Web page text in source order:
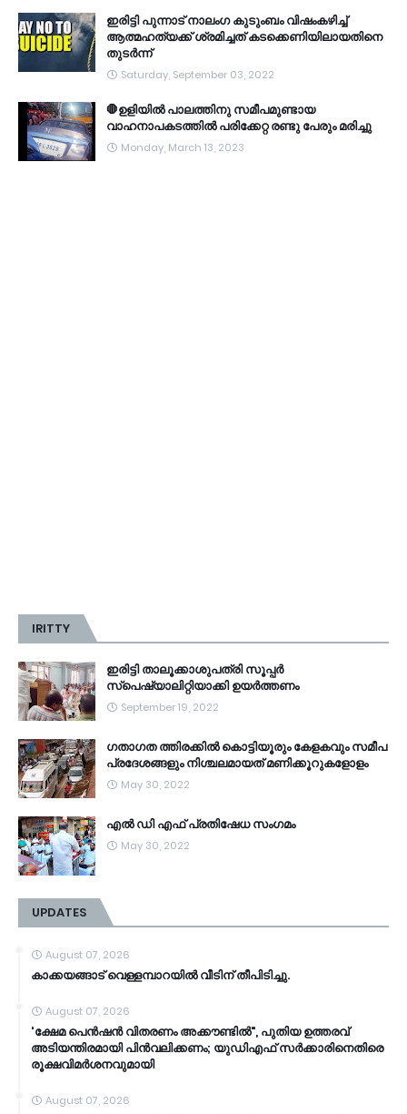
ഇരിട്ടി പുന്നാട് നാലംഗ കുടുംബം വിഷംകഴിച്ച്‌
ആത്മഹത്യക്ക് ശ്രമിച്ചത് കടക്കെണിയിലായതിനെ
തുടർന്ന്
Saturday, September 03, 2022
🛑ഉളിയിൽ പാലത്തിനു സമീപമുണ്ടായ
വാഹനാപകടത്തിൽ പരിക്കേറ്റ രണ്ടു പേരും മരിച്ചു
Monday, March 13, 2023
IRITTY
ഇരിട്ടി താലൂക്കാശുപത്രി സൂപ്പർ
സ്‌പെഷ്യാലിറ്റിയാക്കി ഉയർത്തണം
September 19, 2022
ഗതാഗത ത്തിരക്കിൽ കൊട്ടിയൂരും കേളകവും സമീപ
പ്രദേശങ്ങളും നിശ്ചലമായത് മണിക്കൂറുകളോളം
May 30, 2022
എൽ ഡി എഫ് പ്രതിഷേധ സംഗമം
May 30, 2022
UPDATES
August 07, 2026
കാക്കയങ്ങാട് വെള്ളമ്പാറയിൽ വീടിന് തീപിടിച്ചു.
August 07, 2026
'ക്ഷേമ പെൻഷൻ വിതരണം അക്കൗണ്ടിൽ", പുതിയ ഉത്തരവ്
അടിയന്തിരമായി പിൻവലിക്കണം; യുഡിഎഫ് സർക്കാരിനെതിരെ
രൂക്ഷവിമർശനവുമായി
August 07, 2026